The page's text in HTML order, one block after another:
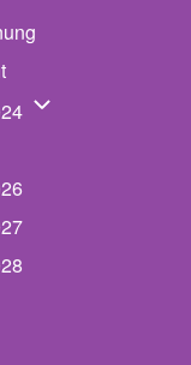
Unternavigation